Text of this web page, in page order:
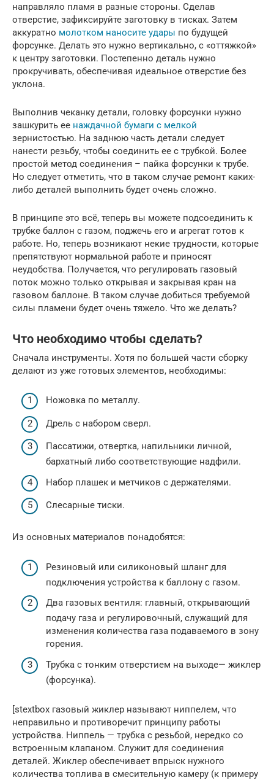
направляло пламя в разные стороны. Сделав
отверстие, зафиксируйте заготовку в тисках. Затем
аккуратно молотком наносите удары по будущей
форсунке. Делать это нужно вертикально, с «оттяжкой»
к центру заготовки. Постепенно деталь нужно
прокручивать, обеспечивая идеальное отверстие без
уклона.
Выполнив чеканку детали, головку форсунки нужно
зашкурить ее наждачной бумаги с мелкой
зернистостью. На заднюю часть детали следует
нанести резьбу, чтобы соединить ее с трубкой. Более
простой метод соединения – пайка форсунки к трубе.
Но следует отметить, что в таком случае ремонт каких-
либо деталей выполнить будет очень сложно.
В принципе это всё, теперь вы можете подсоединить к
трубке баллон с газом, поджечь его и агрегат готов к
работе. Но, теперь возникают некие трудности, которые
препятствуют нормальной работе и приносят
неудобства. Получается, что регулировать газовый
поток можно только открывая и закрывая кран на
газовом баллоне. В таком случае добиться требуемой
силы пламени будет очень тяжело. Что же делать?
Что необходимо чтобы сделать?
Сначала инструменты. Хотя по большей части сборку
делают из уже готовых элементов, необходимы:
Ножовка по металлу.
Дрель с набором сверл.
Пассатижи, отвертка, напильники личной,
бархатный либо соответствующие надфили.
Набор плашек и метчиков с держателями.
Слесарные тиски.
Из основных материалов понадобятся:
Резиновый или силиконовый шланг для
подключения устройства к баллону с газом.
Два газовых вентиля: главный, открывающий
подачу газа и регулировочный, служащий для
изменения количества газа подаваемого в зону
горения.
Трубка с тонким отверстием на выходе— жиклер
(форсунка).
[stextbox газовый жиклер называют ниппелем, что
неправильно и противоречит принципу работы
устройства. Ниппель — трубка с резьбой, нередко со
встроенным клапаном. Служит для соединения
деталей. Жиклер обеспечивает впрыск нужного
количества топлива в смесительную камеру (к примеру